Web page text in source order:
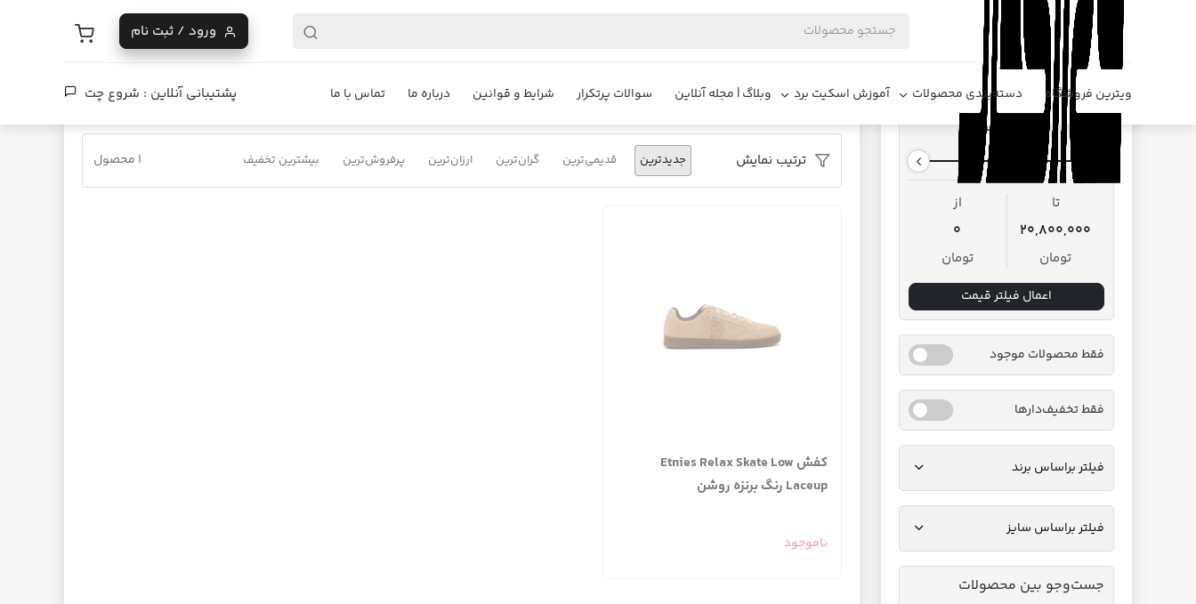
ورود / ثبت نام
ویترین فروشگاه دسته‌بندی محصولات آموزش اسکیت برد وبلاگ | مجله آنلاین سوالات پرتکرار شرایط و قوانین درباره ما تماس با ما پشتیبانی آنلاین : شروع چت
محدوده قیمت
تا
20,800,000
تومان
از
0
تومان
اعمال فیلتر قیمت
فقط محصولات موجود
فقط تخفیف‌دارها
فیلتر براساس برند
فیلتر براساس سایز
جست‌وجو بین محصولات
فروشگاه دیزایر محصولات کفش اسکیت لاستیکی
ترتیب نمایش جدیدترین قدیمی‌ترین گران‌ترین ارزان‌ترین پرفروش‌ترین بیشترین تخفیف 1 محصول
کفش Etnies Relax Skate Low
Laceup رنگ برنزه روشن
ناموجود